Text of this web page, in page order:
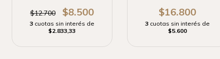
$12.700 $8.500
3 cuotas sin interés de
$2.833,33
$16.800
3 cuotas sin interés de
$5.600